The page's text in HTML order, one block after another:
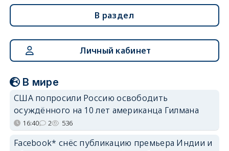
В раздел
Личный кабинет
В мире
США попросили Россию освободить
осуждённого на 10 лет американца Гилмана
16:40 2 536
Facebook* снёс публикацию премьера Индии и